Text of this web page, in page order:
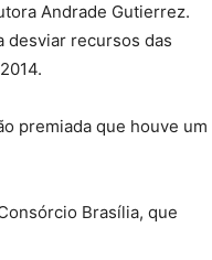
Andrade Gutierrez.
desviar recursos das
premiada que houve um
Brasília, que